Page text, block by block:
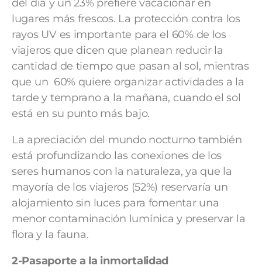
del día y un 23% prefiere vacacionar en
lugares más frescos. La protección contra los
rayos UV es importante para el 60% de los
viajeros que dicen que planean reducir la
cantidad de tiempo que pasan al sol, mientras
que un 60% quiere organizar actividades a la
tarde y temprano a la mañana, cuando el sol
está en su punto más bajo.
La apreciación del mundo nocturno también
está profundizando las conexiones de los
seres humanos con la naturaleza, ya que la
mayoría de los viajeros (52%) reservaría un
alojamiento sin luces para fomentar una
menor contaminación lumínica y preservar la
flora y la fauna.
2-Pasaporte a la inmortalidad